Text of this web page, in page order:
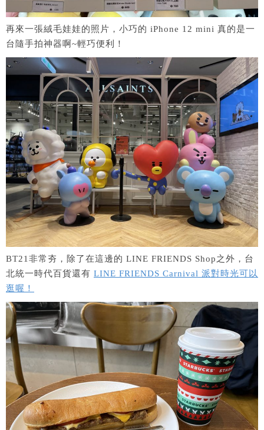
再來一張絨毛娃娃的照片，小巧的 iPhone 12 mini 真的是一
台隨手拍神器啊~輕巧便利！
BT21非常夯，除了在這邊的 LINE FRIENDS Shop之外，台
北統一時代百貨還有 LINE FRIENDS Carnival 派對時光可以
逛喔！